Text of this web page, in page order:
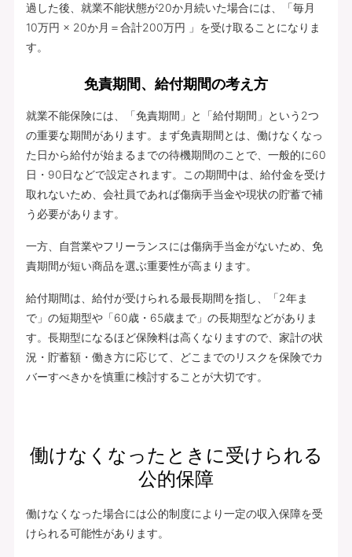
過した後、就業不能状態が20か月続いた場合には、「毎月
10万円 × 20か月＝合計200万円 」を受け取ることになりま
す。
免責期間、給付期間の考え方
就業不能保険には、「免責期間」と「給付期間」という2つ
の重要な期間があります。まず免責期間とは、働けなくなっ
た日から給付が始まるまでの待機期間のことで、一般的に60
日・90日などで設定されます。この期間中は、給付金を受け
取れないため、会社員であれば傷病手当金や現状の貯蓄で補
う必要があります。
一方、自営業やフリーランスには傷病手当金がないため、免
責期間が短い商品を選ぶ重要性が高まります。
給付期間は、給付が受けられる最長期間を指し、「2年ま
で」の短期型や「60歳・65歳まで」の長期型などがありま
す。長期型になるほど保険料は高くなりますので、家計の状
況・貯蓄額・働き方に応じて、どこまでのリスクを保険でカ
バーすべきかを慎重に検討することが大切です。
働けなくなったときに受けられる
公的保障
働けなくなった場合には公的制度により一定の収入保障を受
けられる可能性があります。